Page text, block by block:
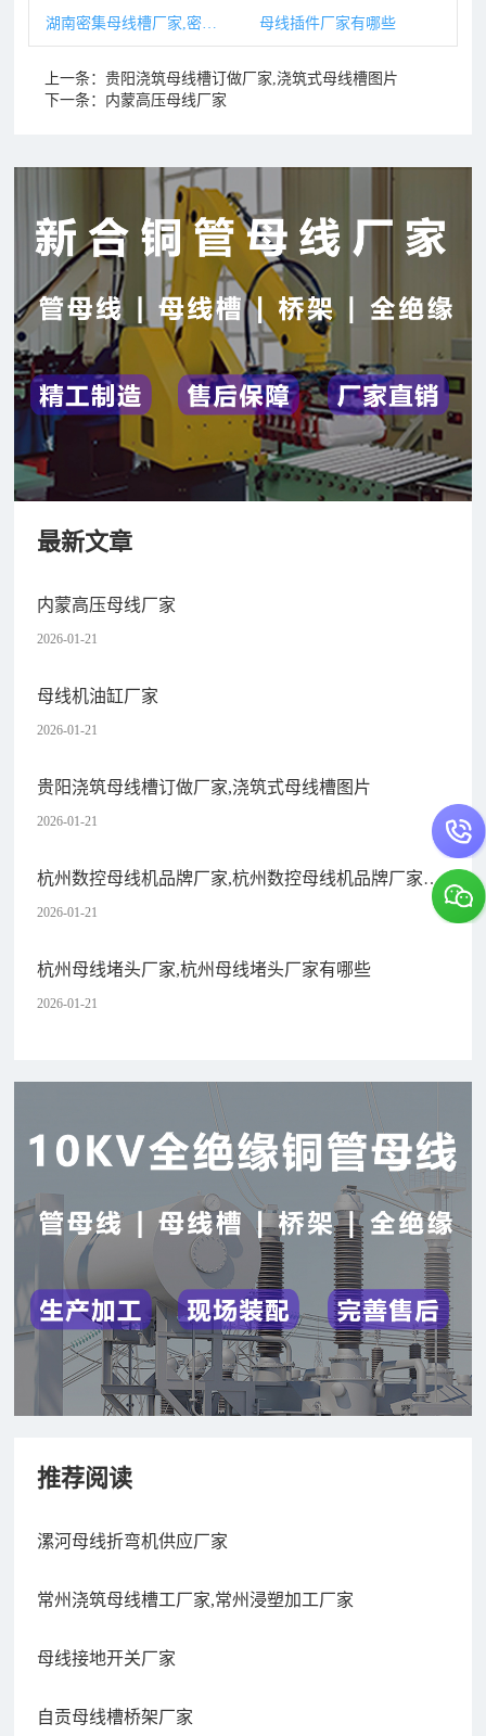
母线插件厂家有哪些
上一条：贵阳浇筑母线槽订做厂家,浇筑式母线槽图片
下一条： 内蒙高压母线厂家
最新文章
内蒙高压母线厂家
2026-01-21
母线机油缸厂家
2026-01-21
贵阳浇筑母线槽订做厂家,浇筑式母线槽图片
2026-01-21
杭州数控母线机品牌厂家,杭州数控母线机品牌厂家电
话
2026-01-21
杭州母线堵头厂家,杭州母线堵头厂家有哪些
2026-01-21
推荐阅读
漯河母线折弯机供应厂家
常州浇筑母线槽工厂家,常州浸塑加工厂家
母线接地开关厂家
自贡母线槽桥架厂家